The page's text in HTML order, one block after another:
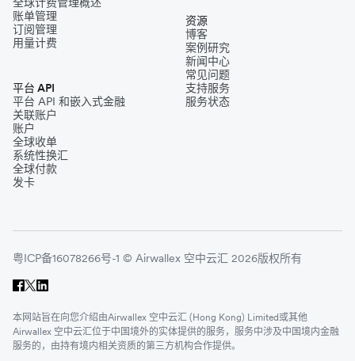
账单管理
订阅管理
用量计费
平台 API
平台 API 和嵌入式金融
关联账户
账户
全球收单
系统性换汇
全球付款
发卡
资源
博客
案例研究
新闻中心
常见问题
支持服务
服务状态
粤ICP备16078266号-1 © Airwallex 空中云汇 2026版权所有
本网站旨在向您介绍由Airwallex 空中云汇 (Hong Kong) Limited或其他
Airwallex 空中云汇位于中国境外的实体提供的服务，服务中涉及中国境内金融
服务的，由持有境内相关资质的第三方机构合作提供。